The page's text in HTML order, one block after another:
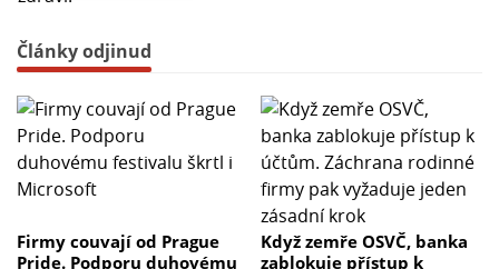
Články odjinud
Firmy couvají od Prague
Pride. Podporu duhovému
Když zemře OSVČ, banka
zablokuje přístup k